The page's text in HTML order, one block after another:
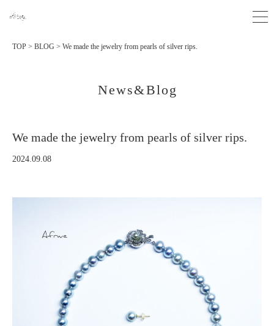
TOP > BLOG > We made the jewelry from pearls of silver rips.
News&Blog
We made the jewelry from pearls of silver rips.
2024.09.08